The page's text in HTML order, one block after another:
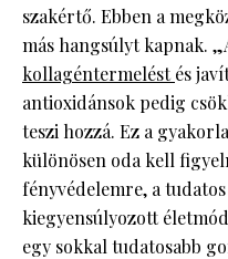
szakértő. Ebben a
más hangsúlyt kapnak.
kollagéntermeléstés
antioxidánsok pedig
teszi hozzá. Ez a
különösen oda kell
fényvédelemre, a
kiegyensúlyozott
egy sokkal tudatosabb